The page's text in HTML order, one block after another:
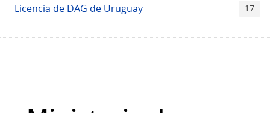
Licencia de DAG de Uruguay 17